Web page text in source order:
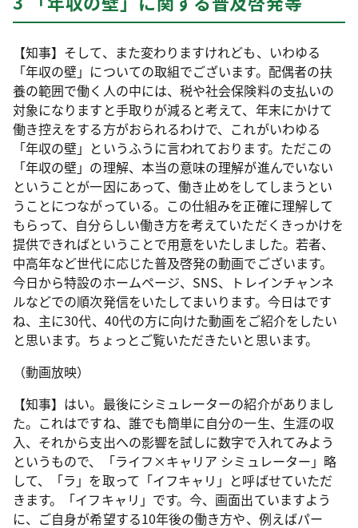
【知事】そして、また変わりますけれども、いわゆる
「年収の壁」についての取組でございます。配偶者の扶
養の範囲で働く人の中には、税や社会保険料の支払いの
対象になりますと手取りが減ると考えて、年末にかけて
働き控えをする方がおられるわけで、これがいわゆる
「年収の壁」というふうに言われております。ただこの
「年収の壁」の理解、本当の意味の理解が進んでいない
ということが一因にあって、働き止めをしてしまうとい
うことにつながっている。この仕組みを正確に理解して
もらって、自分らしい働き方を考えていただくきっかけを
提供できればということで用意をいたしました。若者、
中高年など世代に応じた普及啓発の動画でございます。
今日から特設のホームページ、SNS、トレインチャンネ
ルなどでの順次発信をいたしてまいります。今日はです
ね、主に30代、40代の方に向けた動画をご紹介をしたい
と思います。ちょっとご覧いただきたいと思います。
（動画放映）
【知事】はい。最後にシミュレーターの紹介がありまし
た。これはですね、誰でも簡単に自分の一生、生涯の収
入、それから支出への影響を試しに数字で入れてみよう
というもので、「ライフ×キャリア シミュレーター」略
して、「ラ」を取って「イフキャリ」と呼ばせていただ
きます。「イフキャリ」です。今、画面出ていますよう
に、ご自身が希望する10年後の働き方や、例えばパー